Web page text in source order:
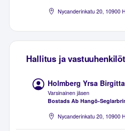
Nycanderinkatu 20, 10900
Hallitus ja
Holmberg Yrsa Birgitta
Varsinainen jäsen
Bostads Ab Hangö-
Nycanderinkatu 20, 10900